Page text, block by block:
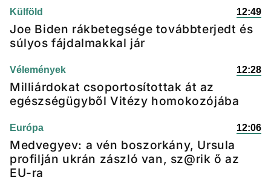
Külföld 12:49
Joe Biden rákbetegsége továbbterjedt és
súlyos fájdalmakkal jár
Vélemények 12:28
Milliárdokat csoportosítottak át az
egészségügyből Vitézy homokozójába
Európa 12:06
Medvegyev: a vén boszorkány, Ursula
profilján ukrán zászló van, sz@rik ő az
EU-ra